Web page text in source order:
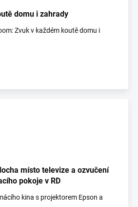
domu i zahrady
Zvuk v každém koutě domu i
místo televize a ozvučení
pokoje v RD
kina s projektorem Epson a